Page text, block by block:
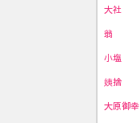
大社
翁
小塩
姨捨
大原御幸